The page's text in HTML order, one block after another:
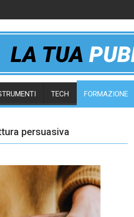
online
TECH FORMAZIONE
persuasiva